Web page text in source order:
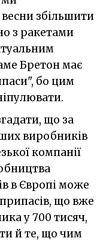
збільшити
з ракетами
Бретон має
бо цим
що за
виробників
компанії
в Європі може
що вже
у 700 тисяч,
й те, що чим